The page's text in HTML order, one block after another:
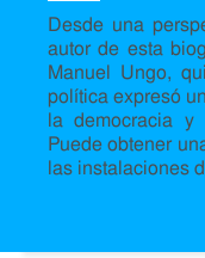
Desde una
autor de esta
Manuel Ungo,
política expresó
la democracia y
Puede obtener
las instalaciones